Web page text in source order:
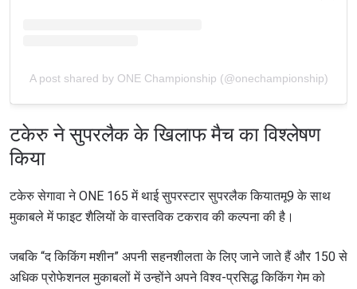
A post shared by ONE Championship (@onechampionship)
टकेरु ने सुपरलैक के खिलाफ मैच का विश्लेषण
किया
टकेरु सेगावा ने ONE 165 में थाई सुपरस्टार सुपरलैक कियातमू9 के साथ
मुकाबले में फाइट शैलियों के वास्तविक टकराव की कल्पना की है।
जबकि “द किकिंग मशीन” अपनी सहनशीलता के लिए जाने जाते हैं और 150 से
अधिक प्रोफेशनल मुकाबलों में उन्होंने अपने विश्व-प्रसिद्ध किकिंग गेम को